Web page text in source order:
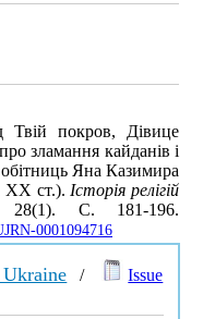
покров, Дівице
зламання кайданів і
Яна Казимира
XX ст.).Історія релігій
С. 181-196.
0001094716
/
Issue